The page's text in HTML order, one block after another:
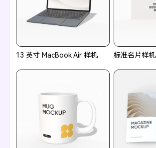
13 英寸 MacBook Air 样机 标准名片样机